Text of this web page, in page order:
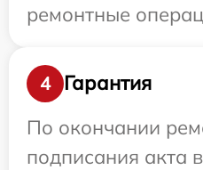
ремонтные
4
Гарантия
По окончании
подписания акта